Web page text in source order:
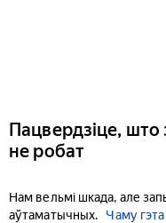
Пацвердзіце, што
не робат
Нам вельмі шкада, але
аўтаматычных.
Чаму